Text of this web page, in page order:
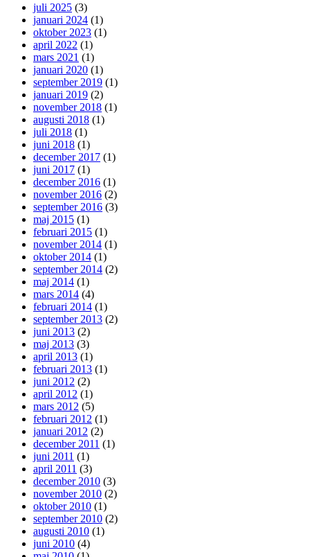
juli 2025 (3)
januari 2024 (1)
oktober 2023 (1)
april 2022 (1)
mars 2021 (1)
januari 2020 (1)
september 2019 (1)
januari 2019 (2)
november 2018 (1)
augusti 2018 (1)
juli 2018 (1)
juni 2018 (1)
december 2017 (1)
juni 2017 (1)
december 2016 (1)
november 2016 (2)
september 2016 (3)
maj 2015 (1)
februari 2015 (1)
november 2014 (1)
oktober 2014 (1)
september 2014 (2)
maj 2014 (1)
mars 2014 (4)
februari 2014 (1)
september 2013 (2)
juni 2013 (2)
maj 2013 (3)
april 2013 (1)
februari 2013 (1)
juni 2012 (2)
april 2012 (1)
mars 2012 (5)
februari 2012 (1)
januari 2012 (2)
december 2011 (1)
juni 2011 (1)
april 2011 (3)
december 2010 (3)
november 2010 (2)
oktober 2010 (1)
september 2010 (2)
augusti 2010 (1)
juni 2010 (4)